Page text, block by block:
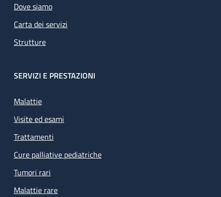
Dove siamo
Carta dei servizi
Strutture
SERVIZI E PRESTAZIONI
Malattie
Visite ed esami
Trattamenti
Cure palliative pediatriche
Tumori rari
Malattie rare